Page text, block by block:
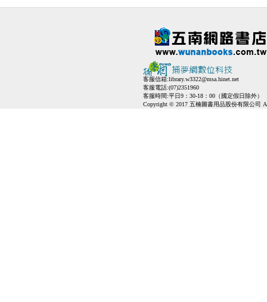
客服信箱:library.w3322@msa.hinet.net
客服電話:(07)2351960
客服時間:平日9：30-18：00（國定假日除外）
Copyright © 2017 五楠圖書用品股份有限公司